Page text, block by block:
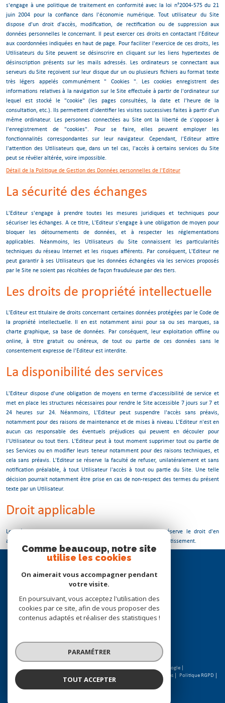
s'engage à une politique de traitement en conformité avec la loi n°2004-575 du 21
juin 2004 pour la confiance dans l'économie numérique. Tout utilisateur du Site
dispose d'un droit d'accès, modification, de rectification ou de suppression aux
données personnelles le concernant. Il peut exercer ces droits en contactant l'Editeur
aux coordonnées indiquées en haut de page. Pour faciliter l'exercice de ces droits, les
Utilisateurs du Site peuvent se désinscrire en cliquant sur les liens hypertextes de
désinscription présents sur les mails adressés. Les ordinateurs se connectant aux
serveurs du Site reçoivent sur leur disque dur un ou plusieurs fichiers au format texte
très légers appelés communément " Cookies ". Les cookies enregistrent des
informations relatives à la navigation sur le Site effectuée à partir de l'ordinateur sur
lequel est stocké le "cookie" (les pages consultées, la date et l'heure de la
consultation, etc.). Ils permettent d'identifier les visites successives faites à partir d'un
même ordinateur. Les personnes connectées au Site ont la liberté de s'opposer à
l'enregistrement de "cookies". Pour se faire, elles peuvent employer les
fonctionnalités correspondantes sur leur navigateur. Cependant, l'Editeur attire
l'attention des Utilisateurs que, dans un tel cas, l'accès à certains services du Site
peut se révéler altérée, voire impossible.
Détail de la Politique de Gestion des Données personnelles de l'Editeur
La sécurité des échanges
L'Editeur s'engage à prendre toutes les mesures juridiques et techniques pour
sécuriser les échanges. A ce titre, L'Editeur s'engage à une obligation de moyen pour
bloquer les détournements de données, et à respecter les réglementations
applicables. Néanmoins, les Utilisateurs du Site connaissent les particularités
techniques du réseau Internet et les risques afférents. Par conséquent, L'Editeur ne
peut garantir à ses Utilisateurs que les données échangées via les services proposés
par le Site ne soient pas récoltées de façon frauduleuse par des tiers.
Les droits de propriété intellectuelle
L'Editeur est titulaire de droits concernant certaines données protégées par le Code de
la propriété intellectuelle. Il en est notamment ainsi pour sa ou ses marques, sa
charte graphique, sa base de données. Par conséquent, leur exploitation offline ou
online, à titre gratuit ou onéreux, de tout ou partie de ces données sans le
consentement expresse de l'Editeur est interdite.
La disponibilité des services
L'Editeur dispose d'une obligation de moyens en terme d'accessibilité de service et
met en place les structures nécessaires pour rendre le Site accessible 7 jours sur 7 et
24 heures sur 24. Néanmoins, L'Editeur peut suspendre l'accès sans préavis,
notamment pour des raisons de maintenance et de mises à niveau. L'Editeur n'est en
aucun cas responsable des éventuels préjudices qui peuvent en découler pour
l'Utilisateur ou tout tiers. L'Editeur peut à tout moment supprimer tout ou partie de
ses Services ou en modifier leurs teneur notamment pour des raisons techniques, et
cela sans préavis. L'Editeur se réserve la faculté de refuser, unilatéralement et sans
notification préalable, à tout Utilisateur l'accès à tout ou partie du Site. Une telle
décision pourrait notamment être prise en cas de non-respect des termes du présent
texte par un Utilisateur.
Droit applicable
Le présent texte est soumis au droit français. L'Editeur se réserve le droit d'en
amender à tout moment les termes, conditions et mentions d'avertissement.
Se
connecter
Nous
suivre
© 2026 | Tous droits réservés | Traduction powered by Google |
Nos honoraires
Partenaires
Politique RGPD
Cookies
Comme beaucoup, notre site
utilise les cookies
On aimerait vous accompagner pendant
votre visite.
En poursuivant, vous acceptez l'utilisation des
cookies par ce site, afin de vous proposer des
contenus adaptés et réaliser des statistiques !
PARAMÉTRER
TOUT ACCEPTER